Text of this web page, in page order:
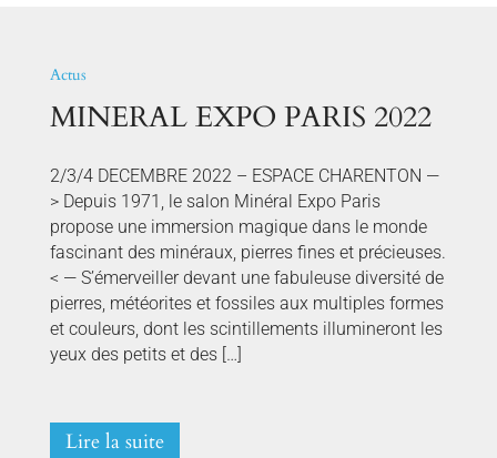
Actus
MINERAL EXPO PARIS 2022
2/3/4 DECEMBRE 2022 – ESPACE CHARENTON —
> Depuis 1971, le salon Minéral Expo Paris
propose une immersion magique dans le monde
fascinant des minéraux, pierres fines et précieuses.
< — S’émerveiller devant une fabuleuse diversité de
pierres, météorites et fossiles aux multiples formes
et couleurs, dont les scintillements illumineront les
yeux des petits et des […]
Lire la suite